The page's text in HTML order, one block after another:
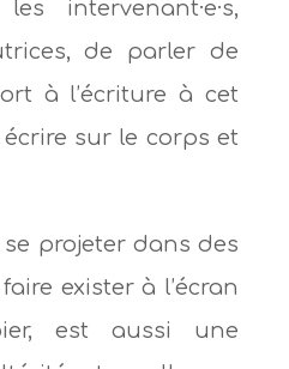
intervenant·e·s,
de parler de
à l’écriture à cet
sur le corps et
projeter dans des
exister à l’écran
est aussi une